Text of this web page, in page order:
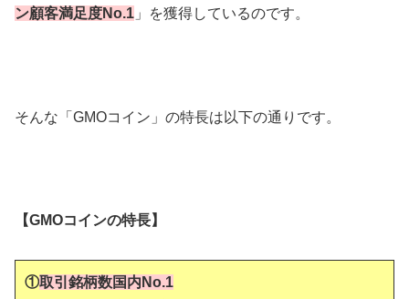
ン顧客満足度No.1 」を獲得しているのです。
そんな「GMOコイン」の特長は以下の通りです。
【GMOコインの特長】
①取引銘柄数国内No.1